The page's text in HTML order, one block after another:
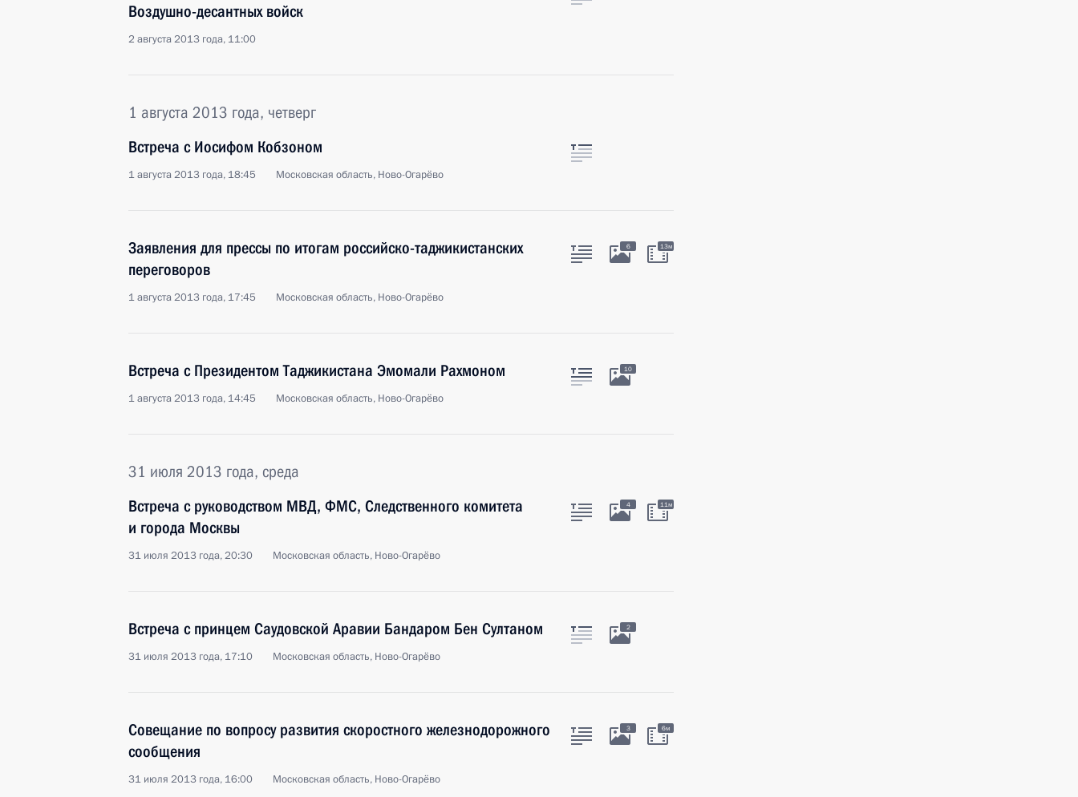
Воздушно-десантных войск
2 августа 2013 года, 11:00
1 августа 2013 года, четверг
Встреча с Иосифом Кобзоном
1 августа 2013 года, 18:45 Московская область, Ново-Огарёво
Заявления для прессы по итогам российско-таджикистанских
переговоров
1 августа 2013 года, 17:45 Московская область, Ново-Огарёво
6 13м
Встреча с Президентом Таджикистана Эмомали Рахмоном
1 августа 2013 года, 14:45 Московская область, Ново-Огарёво
10
31 июля 2013 года, среда
Встреча с руководством МВД, ФМС, Следственного комитета
и города Москвы
31 июля 2013 года, 20:30 Московская область, Ново-Огарёво
4 11м
Встреча с принцем Саудовской Аравии Бандаром Бен Султаном
31 июля 2013 года, 17:10 Московская область, Ново-Огарёво
2
Совещание по вопросу развития скоростного железнодорожного
сообщения
31 июля 2013 года, 16:00 Московская область, Ново-Огарёво
3 6м